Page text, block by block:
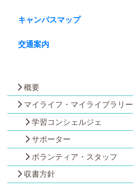
概要
マイライフ・マイライブラリー
学習コンシェルジェ
サポーター
ボランティア・スタッフ
収書方針
キャンパスマップ
交通案内